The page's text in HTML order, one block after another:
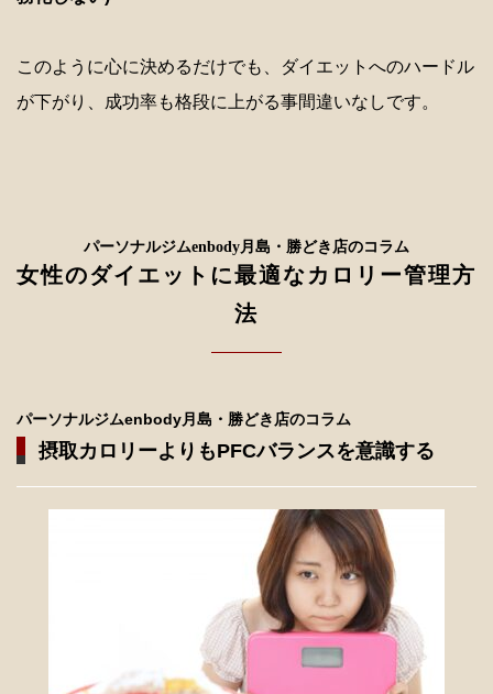
このように心に決めるだけでも、ダイエットへのハードル
が下がり、成功率も格段に上がる事間違いなしです。
パーソナルジムenbody月島・勝どき店のコラム
女性のダイエットに最適なカロリー管理方
法
パーソナルジムenbody月島・勝どき店のコラム
摂取カロリーよりもPFCバランスを意識する